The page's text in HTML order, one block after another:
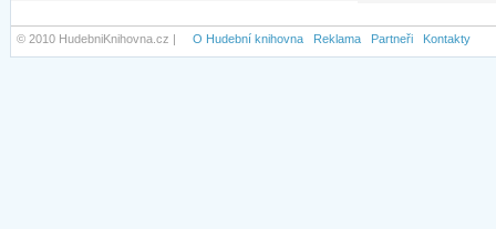
© 2010 HudebniKnihovna.cz | O Hudební knihovna Reklama Partneři Kontakty